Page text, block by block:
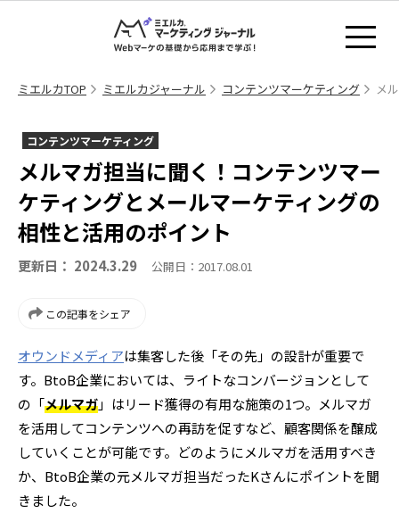
ミエルカTOP ミエルカジャーナル コンテンツマーケティング メ
コンテンツマーケティング
メルマガ担当に聞く！コンテンツマー
ケティングとメールマーケティングの
相性と活用のポイント
更新日： 2024.3.29 公開日：2017.08.01
この記事をシェア
オウンドメディアは集客した後「その先」の設計が重要で
す。BtoB企業においては、ライトなコンバージョンとして
の「メルマガ」はリード獲得の有用な施策の1つ。メルマガ
を活用してコンテンツへの再訪を促すなど、顧客関係を醸成
していくことが可能です。どのようにメルマガを活用すべき
か、BtoB企業の元メルマガ担当だったKさんにポイントを聞
きました。